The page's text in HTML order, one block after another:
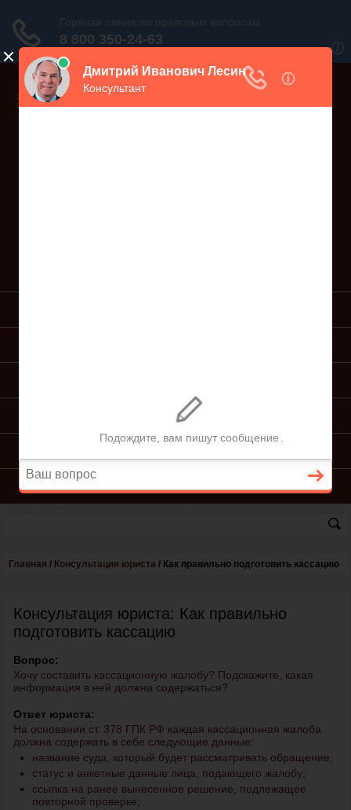
ПОДАЧА ИСКА
КОНСУЛЬТАЦИЯ ЮРИСТА
Главная / Консультация юриста / Как правильно подготовить кассацию
Консультация юриста: Как правильно
подготовить кассацию
Вопрос:
Хочу составить кассационную жалобу? Подскажите, какая
информация в ней должна содержаться?
Ответ юриста:
На основании ст. 378 ГПК РФ каждая кассационная жалоба
должна содержать в себе следующие данные:
название суда, который будет рассматривать обращение;
статус и анкетные данные лица, подающего жалобу;
ссылка на ранее вынесенное решение, подлежащее
повторной проверке;